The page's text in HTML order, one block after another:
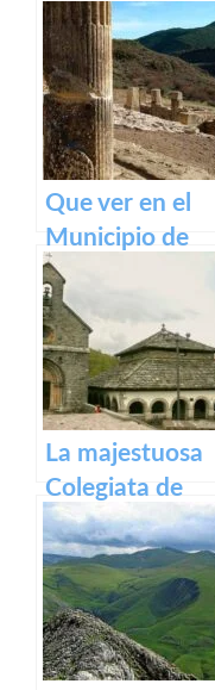
medieval de
Olite y su
impresionante
Castillo Palacio
Real.
Que ver en el
Municipio de
Eslava
(Navarra) en
Navarra
La majestuosa
Colegiata de
Roncesvalles:
un tesoro
medieval en los
Pirineos